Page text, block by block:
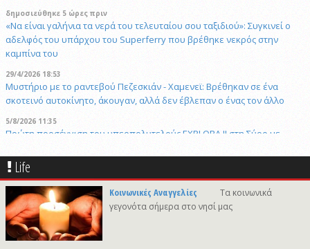
δημοσιεύθηκε 5 ώρες πριν
«Να είναι γαλήνια τα νερά του τελευταίου σου ταξιδιού»: Συγκινεί ο
αδελφός του υπάρχου του Superferry που βρέθηκε νεκρός στην
καμπίνα του
29/4/2026 18:53
Μυστήριο με το ραντεβού Πεζεσκιάν - Χαμενεϊ: Βρέθηκαν σε ένα
σκοτεινό αυτοκίνητο, άκουγαν, αλλά δεν έβλεπαν ο ένας τον άλλο
5/8/2026 11:35
Πρώτη προσέγγιση του υπερπολυτελούς EXPLORA II στη Σύρο με
δημοσιεύθηκε 2 ώρες πριν
Το νέο αεροδρόμιο της Πάρου στο Εθνικό Πρόγραμμα Ανάπτυξης με
45,44εκατ. ευρώ
δημοσιεύθηκε 4 ώρες πριν
Παιχνίδια με τράπουλα: η πιο απλή ψυχαγωγία βρίσκεται ήδη σε ένα
συρτάρι του σπιτιού
Life
Κοινωνικές Αναγγελίες
Τα κοινωνικά
γεγονότα σήμερα στο νησί μας